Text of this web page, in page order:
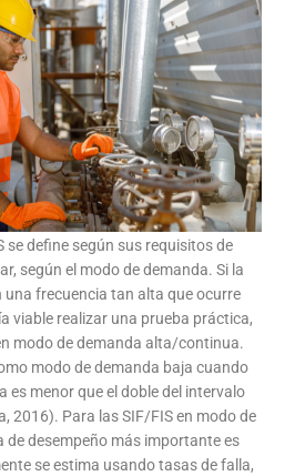
se define según sus requisitos de
según el modo de demanda. Si la
una frecuencia tan alta que ocurre
viable realizar una prueba práctica,
modo de demanda alta/continua.
modo de demanda baja cuando
es menor que el doble del intervalo
2016). Para las SIF/FIS en modo de
de desempeño más importante es
se estima usando tasas de falla,